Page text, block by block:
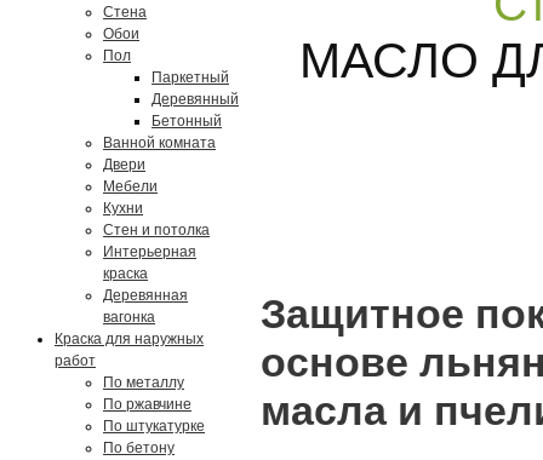
Стена
Обои
Пол
Паркетный
Деревянный
Бетонный
Ванной комната
Двери
Мебели
Кухни
Стен и потолка
Интерьерная
краска
Деревянная
вагонка
Краска для наружных
работ
По металлу
По ржавчине
По штукатурке
По бетону
МАСЛО
Защитное
основе
масла и